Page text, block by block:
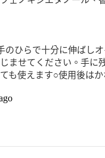
のひらで十分に伸ばし
ませてください。手に
も使えます○使用後は